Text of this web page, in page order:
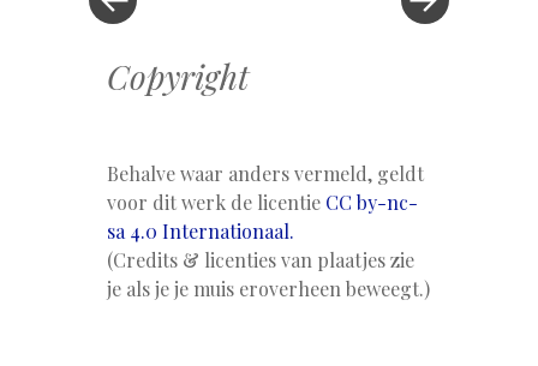
Copyright
Behalve waar anders vermeld, geldt
voor dit werk de licentie CC by-nc-
sa 4.0 Internationaal.
(Credits & licenties van plaatjes zie
je als je je muis eroverheen beweegt.)